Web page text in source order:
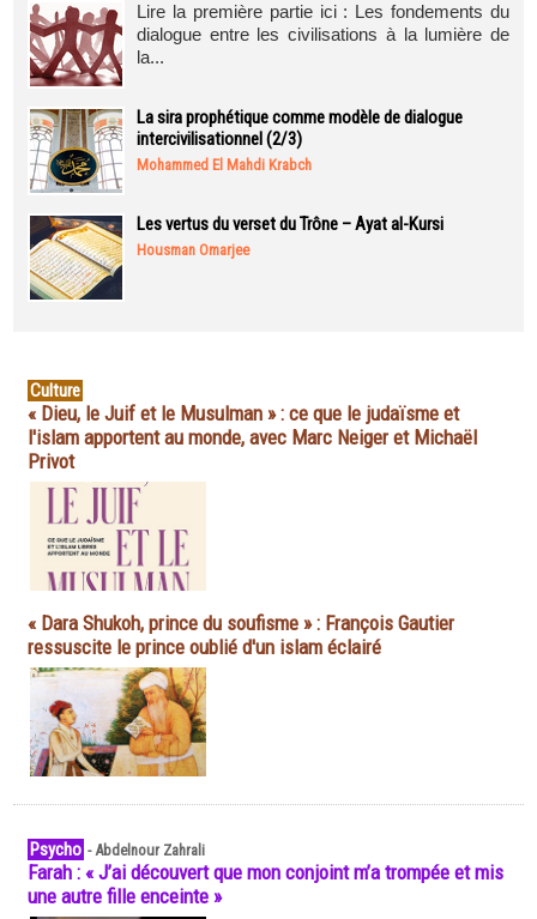
Lire la première partie ici : Les fondements du
dialogue entre les civilisations à la lumière de
la...
La sira prophétique comme modèle de dialogue
intercivilisationnel (2/3)
Mohammed El Mahdi Krabch
Les vertus du verset du Trône – Ayat al-Kursi
Housman Omarjee
Culture
« Dieu, le Juif et le Musulman » : ce que le judaïsme et
l'islam apportent au monde, avec Marc Neiger et Michaël
Privot
« Dara Shukoh, prince du soufisme » : François Gautier
ressuscite le prince oublié d'un islam éclairé
Psycho -Abdelnour Zahrali
Farah : « J’ai découvert que mon conjoint m’a trompée et mis
une autre fille enceinte »